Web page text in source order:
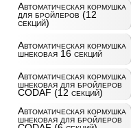
Автоматическая кормушка
для бройлеров (12
секций)
Автоматическая кормушка
шнековая 16 секций
Автоматическая кормушка
шнековая для бройлеров
CODAF (12 секций)
Автоматическая кормушка
шнековая для бройлеров